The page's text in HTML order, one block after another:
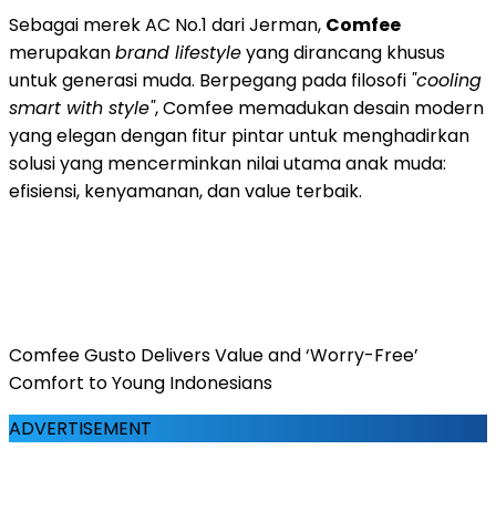
Sebagai merek AC No.1 dari Jerman, Comfee
merupakanbrand lifestyleyang dirancang khusus
untuk generasi muda. Berpegang pada filosofi "cooling
smart with style", Comfee memadukan desain modern
yang elegan dengan fitur pintar untuk menghadirkan
solusi yang mencerminkan nilai utama anak muda:
efisiensi, kenyamanan, dan value terbaik.
Comfee Gusto Delivers Value and ‘Worry-Free’
Comfort to Young Indonesians
ADVERTISEMENT